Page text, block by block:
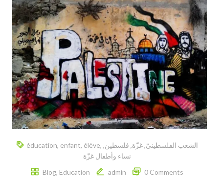
éducation, enfant, élève, الشعب الفلسطينيّ,غزّة, فلسطين,
نساء وأطفال غزّة
Blog, Education admin 0 Comments